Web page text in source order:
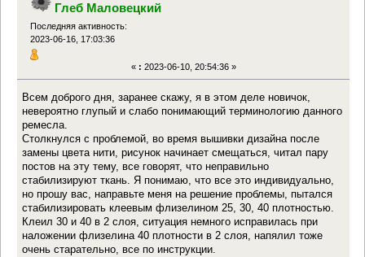
раз)
Глеб Маловецкий
Последняя активность:
2023-06-16, 17:03:36
« : 2023-06-10, 20:54:36 »
Всем доброго дня, заранее скажу, я в этом деле новичок,
невероятно глупый и слабо понимающий терминологию данного
ремесла.
Столкнулся с проблемой, во время вышивки дизайна после
замены цвета нити, рисунок начинает смещаться, читал пару
постов на эту тему, все говорят, что неправильно
стабилизируют ткань. Я понимаю, что все это индивидуально,
но прошу вас, направьте меня на решение проблемы, пытался
стабилизировать клеевым флизелином 25, 30, 40 плотностью.
Клеил 30 и 40 в 2 слоя, ситуация немного исправилась при
наложении флизелина 40 плотности в 2 слоя, напялил тоже
очень старательно, все по инструкции.